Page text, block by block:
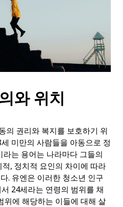
와 위치
의 권리와 복지를 보호하기 위
미만의 사람들을 아동으로 정
라는 용어는 나라마다 그들의
, 정치적 요인의 차이에 따라
. 유엔은 이러한 청소년 인구
24세라는 연령의 범위를 채
위에 해당하는 이들에 대해 살